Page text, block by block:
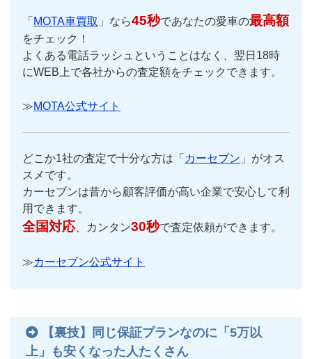
「 MOTA車買取 」なら45秒であなたの愛車の最高額
をチェック！
よくある電話ラッシュということはなく、翌日18時
にWEB上で各社からの査定額をチェックできます。
≫MOTA公式サイト
どこか1社の査定で十分な方は「 カーセブン 」がオス
スメです。
カーセブンは昔から顧客評価が高い企業で安心して利
用できます。
全国対応、カンタン30秒で査定依頼ができます。
≫カーセブン公式サイト
【裏技】同じ保証プランなのに「5万以
上」も安くなった人たくさん